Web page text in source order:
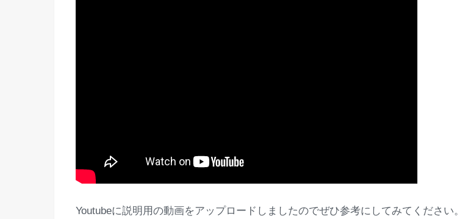
Youtubeに説明用の動画をアップロードしましたのでぜひ参考にしてみてください。